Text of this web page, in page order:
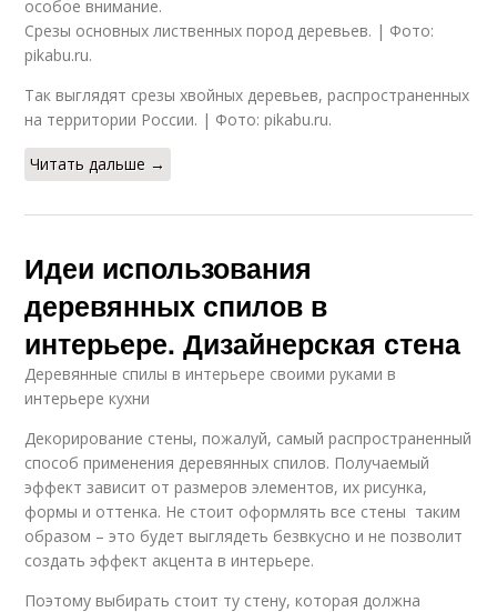
особое внимание.
Срезы основных лиственных пород деревьев. | Фото:
pikabu.ru.
Так выглядят срезы хвойных деревьев, распространенных
на территории России. | Фото: pikabu.ru.
Читать дальше →
Идеи использования
деревянных спилов в
интерьере. Дизайнерская стена
Деревянные спилы в интерьере своими руками в
интерьере кухни
Декорирование стены, пожалуй, самый распространенный
способ применения деревянных спилов. Получаемый
эффект зависит от размеров элементов, их рисунка,
формы и оттенка. Не стоит оформлять все стены таким
образом – это будет выглядеть безвкусно и не позволит
создать эффект акцента в интерьере.
Поэтому выбирать стоит ту стену, которая должна